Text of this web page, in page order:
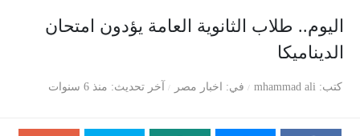
اليوم.. طلاب الثانوية العامة يؤدون امتحان
الديناميكا
كتب mhammad ali في اخبار مصر آخر تحديث منذ 6 سنوات